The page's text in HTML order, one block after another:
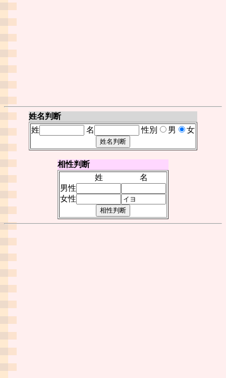
姓名判断
姓
名 性別 男 女
相性判断
姓
名
男性
女性